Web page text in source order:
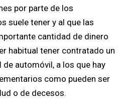
por parte de los
suele tener y al que las
cantidad de dinero
habitual tener contratado un
automóvil, a los que hay
como pueden ser
o de decesos.